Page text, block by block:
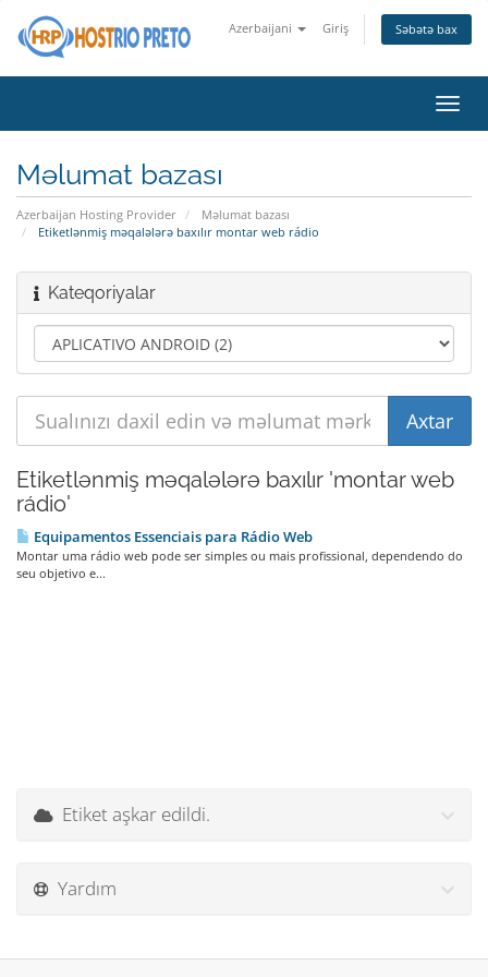
Azerbaijani Giriş Səbətə bax
keçid
Məlumat bazası
Azerbaijan Hosting Provider
Məlumat bazası
Etiketlənmiş məqalələrə baxılır montar web rádio
Kateqoriyalar
Etiketlənmiş məqalələrə baxılır 'montar web
rádio'
Equipamentos Essenciais para Rádio Web
Montar uma rádio web pode ser simples ou mais profissional, dependendo do
seu objetivo e...
Etiket aşkar edildi.
Yardım